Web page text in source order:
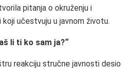
pitanja o okruženju i
učestvuju u javnom životu.
li ti ko sam ja?“
reakciju stručne javnosti desio